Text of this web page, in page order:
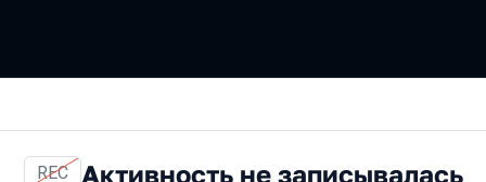
REC Активность не записывалась